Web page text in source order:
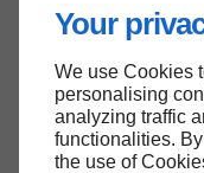
Your
We use Cookies
personalising
analyzing traffic
functionalities.
the use of